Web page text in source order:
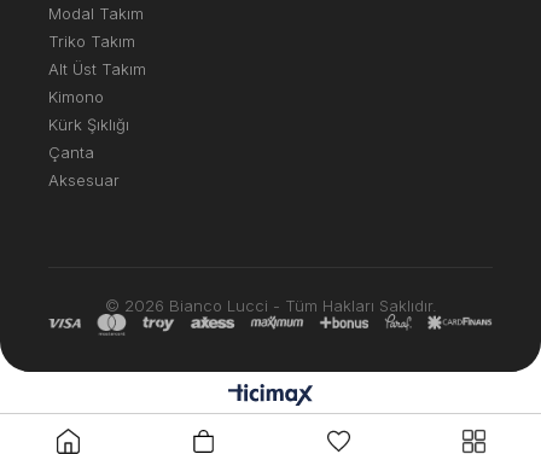
Modal Takım
Triko Takım
Alt Üst Takım
Kimono
Kürk Şıklığı
Çanta
Aksesuar
© 2026 Bianco Lucci - Tüm Hakları Saklıdır.